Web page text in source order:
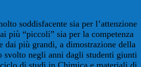
soddisfacente sia per l’attenzione
più “piccoli” sia per la competenza
dai più grandi, a dimostrazione della
svolto negli anni dagli studenti giunti